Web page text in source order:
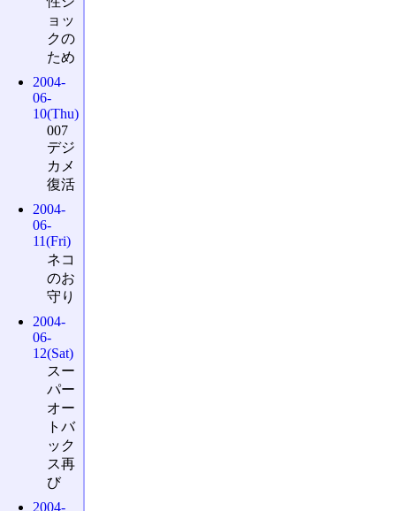
ョッ
クの
ため
2004-
06-
10(Thu)
007
デジ
カメ
復活
2004-
06-
11(Fri)
ネコ
のお
守り
2004-
06-
12(Sat)
スー
パー
オー
トバ
ック
ス再
び
2004-